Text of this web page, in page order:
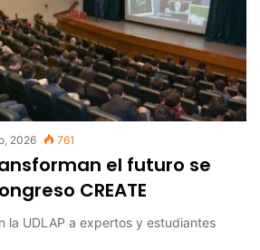
2026 761
el futuro se
CREATE
la UDLAP a expertos y estudiantes